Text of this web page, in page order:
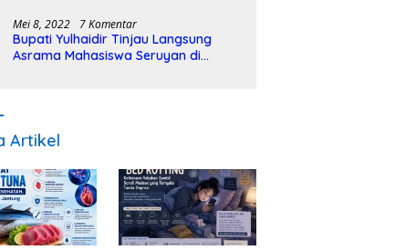
Mei 8, 2022 7 Komentar
Bupati Yulhaidir Tinjau Langsung
Asrama Mahasiswa Seruyan di
Artikel